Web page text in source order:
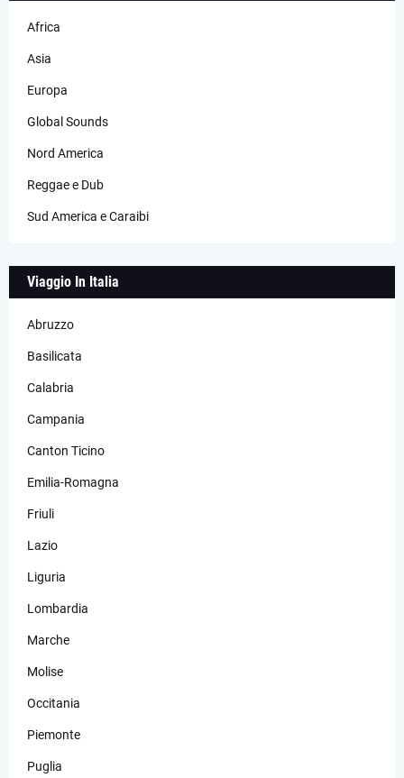
Africa
Asia
Europa
Global Sounds
Nord America
Reggae e Dub
Sud America e Caraibi
Viaggio In Italia
Abruzzo
Basilicata
Calabria
Campania
Canton Ticino
Emilia-Romagna
Friuli
Lazio
Liguria
Lombardia
Marche
Molise
Occitania
Piemonte
Puglia